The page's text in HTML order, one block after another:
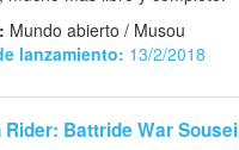
Mundo abierto / Musou
lanzamiento: 13/2/2018
Rider: Battride War Sousei